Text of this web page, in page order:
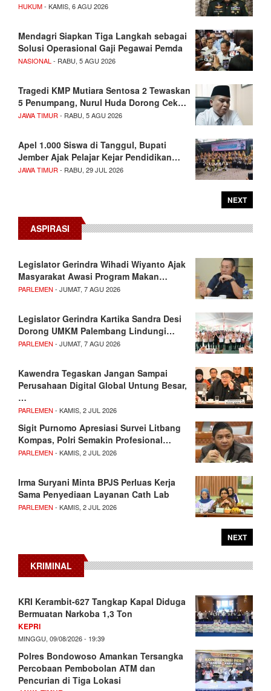
HUKUM- KAMIS, 6 AGU 2026
Mendagri Siapkan Tiga Langkah sebagai
Solusi Operasional Gaji Pegawai Pemda
NASIONAL - RABU, 5 AGU 2026
Tragedi KMP Mutiara Sentosa 2 Tewaskan
5 Penumpang, Nurul Huda Dorong Cek…
JAWA TIMUR - RABU, 5 AGU 2026
Apel 1.000 Siswa di Tanggul, Bupati
Jember Ajak Pelajar Kejar Pendidikan…
JAWA TIMUR - RABU, 29 JUL 2026
NEXT
ASPIRASI
Legislator Gerindra Wihadi Wiyanto Ajak
Masyarakat Awasi Program Makan…
PARLEMEN - JUMAT, 7 AGU 2026
Legislator Gerindra Kartika Sandra Desi
Dorong UMKM Palembang Lindungi…
PARLEMEN - JUMAT, 7 AGU 2026
Kawendra Tegaskan Jangan Sampai
Perusahaan Digital Global Untung Besar,
…
PARLEMEN - KAMIS, 2 JUL 2026
Sigit Purnomo Apresiasi Survei Litbang
Kompas, Polri Semakin Profesional…
PARLEMEN - KAMIS, 2 JUL 2026
Irma Suryani Minta BPJS Perluas Kerja
Sama Penyediaan Layanan Cath Lab
PARLEMEN - KAMIS, 2 JUL 2026
NEXT
KRIMINAL
KRI Kerambit-627 Tangkap Kapal Diduga
Bermuatan Narkoba 1,3 Ton
KEPRI
MINGGU, 09/08/2026 - 19:39
Polres Bondowoso Amankan Tersangka
Percobaan Pembobolan ATM dan
Pencurian di Tiga Lokasi